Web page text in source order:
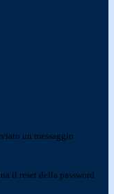
un messaggio
il reset della password